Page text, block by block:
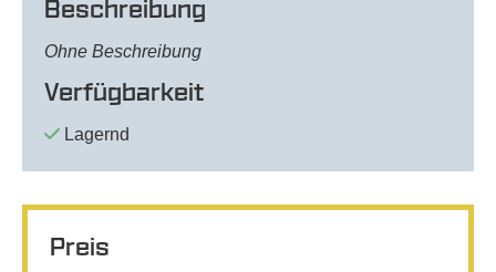
Beschreibung
Ohne Beschreibung
Verfügbarkeit
Lagernd
Preis